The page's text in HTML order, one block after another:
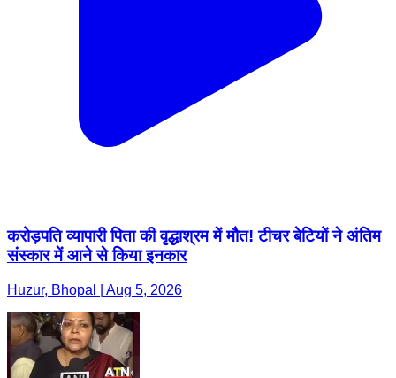
करोड़पति व्यापारी पिता की वृद्धाश्रम में मौत! टीचर बेटियों ने अंतिम
संस्कार में आने से किया इनकार
Huzur, Bhopal | Aug 5, 2026